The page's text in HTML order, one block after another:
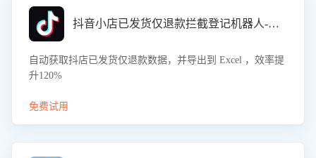
抖音小店已发货仅退款拦截登记机器人-八爪鱼
自动获取抖店已发货仅退款数据，并导出到 Excel ，效率提
升120%
免费试用